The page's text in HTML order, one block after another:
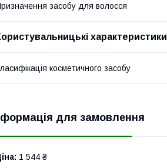
засобу для волосся
характеристики
косметичного засобу
для замовлення
1 544 ₴